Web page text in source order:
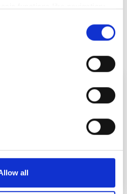
ID, language selection, or
collect information on the
number of visits, average
website;
enable web analytics services
their interests and
at any moment, by
all